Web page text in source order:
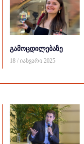
გამოცდილებაზე
18 / იანვარი 2025